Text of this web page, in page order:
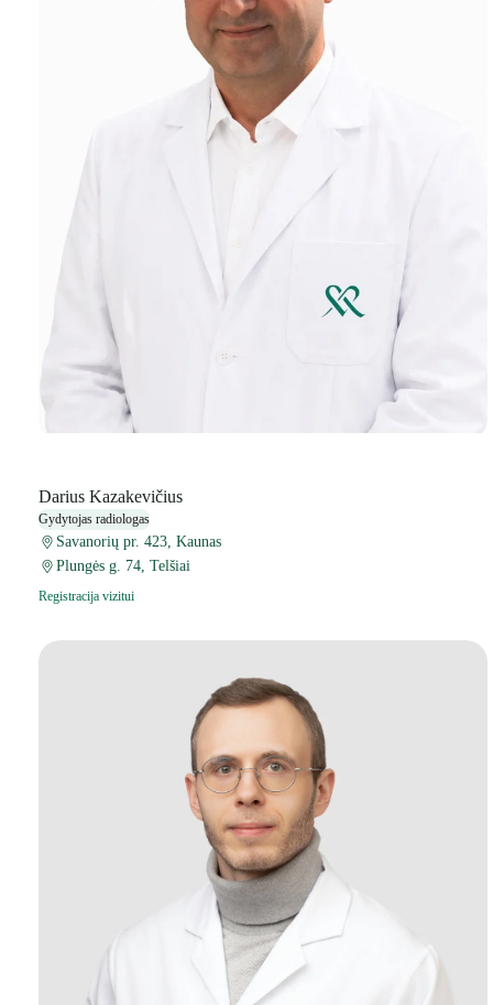
Darius Kazakevičius
Gydytojas radiologas
Savanorių pr. 423, Kaunas
Plungės g. 74, Telšiai
Registracija vizitui